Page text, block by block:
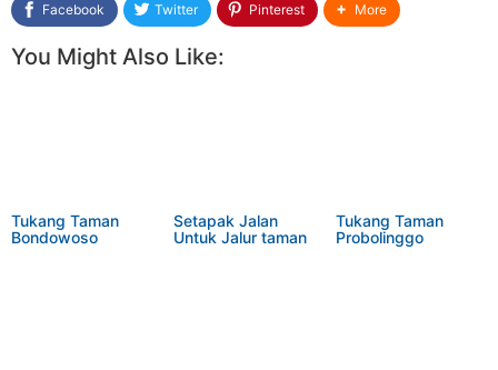
Facebook Twitter Pinterest More
You Might Also Like:
Tukang Taman
Bondowoso
Setapak Jalan
Untuk Jalur taman
Tukang Taman
Probolinggo